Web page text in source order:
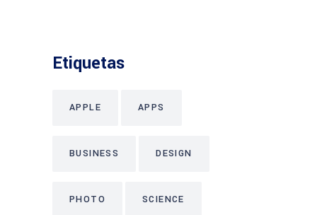
Etiquetas
APPLE APPS
BUSINESS DESIGN
PHOTO SCIENCE